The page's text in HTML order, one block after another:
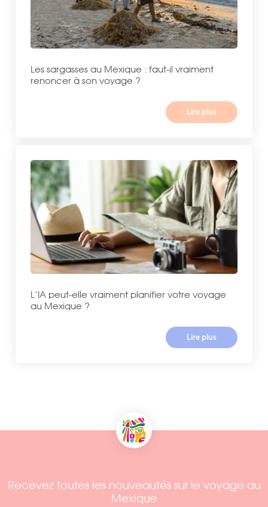
Les sargasses au Mexique : faut-il vraiment
renoncer à son voyage ?
Lire plus
L’IA peut-elle vraiment planifier votre voyage
au Mexique ?
Lire plus
Recevez toutes les nouveautés sur le voyage au
Mexique